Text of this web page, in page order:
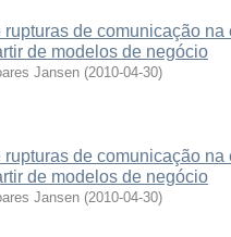
rupturas de comunicação
de modelos de negócio
Jansen (2010-04-30)
rupturas de comunicação
de modelos de negócio
Jansen (2010-04-30)